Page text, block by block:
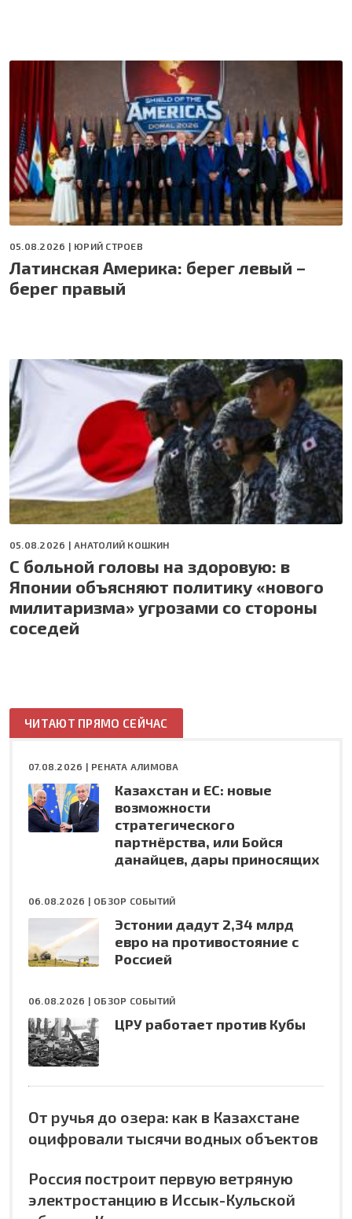
05.08.2026 | ЮРИЙ СТРОЕВ
Латинская Америка: берег левый –
берег правый
05.08.2026 |АНАТОЛИЙ КОШКИН
С больной головы на здоровую: в
Японии объясняют политику «нового
милитаризма» угрозами со стороны
соседей
ЧИТАЮТ ПРЯМО СЕЙЧАС
07.08.2026 | РЕНАТА АЛИМОВА
Казахстан и ЕС: новые
возможности
стратегического
партнёрства, или Бойся
данайцев, дары приносящих
06.08.2026 | ОБЗОР СОБЫТИЙ
Эстонии дадут 2,34 млрд
евро на противостояние с
Россией
06.08.2026 | ОБЗОР СОБЫТИЙ
ЦРУ работает против Кубы
От ручья до озера: как в Казахстане
оцифровали тысячи водных объектов
Россия построит первую ветряную
электростанцию в Иссык-Кульской